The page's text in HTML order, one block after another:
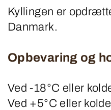
Kyllingen er
Danmark.
Opbevaring og
Ved -18°C eller
Ved +5°C eller